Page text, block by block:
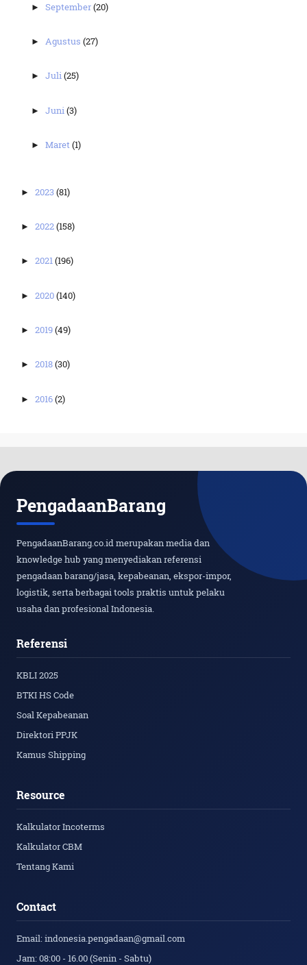
►September(20)
► Agustus(27)
►Juli(25)
►Juni(3)
►Maret(1)
► 2023(81)
► 2022(158)
► 2021(196)
► 2020(140)
► 2019(49)
► 2018(30)
► 2016(2)
PengadaanBarang
PengadaanBarang.co.id merupakan media dan
knowledge hub yang menyediakan referensi
pengadaan barang/jasa, kepabeanan, ekspor-impor,
logistik, serta berbagai tools praktis untuk pelaku
usaha dan profesional Indonesia.
Referensi
KBLI 2025
BTKI HS Code
Soal Kepabeanan
Direktori PPJK
Kamus Shipping
Resource
Kalkulator Incoterms
Kalkulator CBM
Tentang Kami
Contact
Email: indonesia.pengadaan@gmail.com
Jam: 08:00 - 16.00 (Senin - Sabtu)